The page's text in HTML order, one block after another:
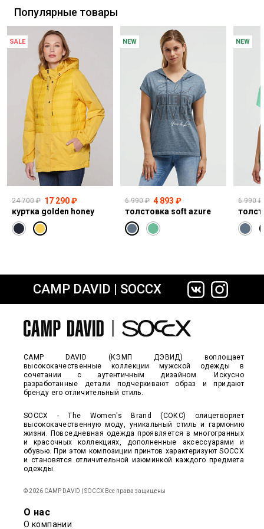
сайте СДЭК
Популярные товары
SALE
24 700 ₽ 17 290 ₽
куртка golden honey
NEW
6 990 ₽ 4 893 ₽
толстовка soft azure
NEW
6 990 ₽
CAMP DAVID | SOCCX
CAMP DAVID (КЭМП ДЭВИД) воплощает
высококачественные коллекции мужской одежды в
сочетании с аутентичным дизайном. Искусно
разработанные детали подчеркивают образ и придают
бренду его отличительный стиль.
SOCCX - The Women's Brand (СОКС) олицетворяет
высококачественную моду, уникальный стиль и гармонию
жизни. Повседневная одежда проявляется в многогранных
и красочных коллекциях, дополненные аксессуарами и
обувью. При этом композиции принтов характеризуют SOCCX
и становятся отличительной изюминкой каждого предмета
одежды.
© 2026 CAMP DAVID | SOCCX Все права защищены
О нас
О компании